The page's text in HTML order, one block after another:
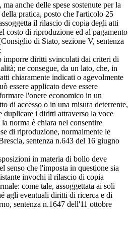
anche delle spese sostenute per la
pratica, posto che l'articolo 25
il rilascio di copia degli atti
costo di riproduzione ed al pagamento
di Stato, sezione V, sentenza
imporre diritti svincolati dai criteri di
ne consegue, da un lato, che, in
chiaramente indicati o agevolmente
essere applicato deve essere
l'onere economico in un
di accesso o in una misura deterrente,
duplicare i diritti attraverso la voce
norma è chiara nel consentire
di riproduzione, normalmente le
sentenza n.643 del 16 giugno
in materia di bollo deve
senso che l'imposta in questione sia
invochi il rilascio di copia
come tale, assoggettata ai soli
agli eventuali diritti di ricerca e di
sentenza n.1647 dell'11 ottobre